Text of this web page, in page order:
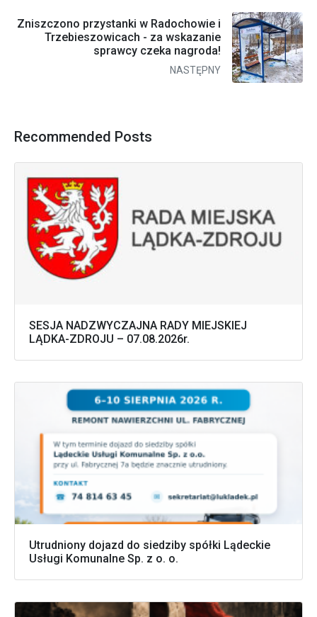
Zniszczono przystanki w Radochowie i
Trzebieszowicach - za wskazanie
sprawcy czeka nagroda!
NASTĘPNY
Recommended Posts
SESJA NADZWYCZAJNA RADY MIEJSKIEJ
LĄDKA-ZDROJU – 07.08.2026r.
Utrudniony dojazd do siedziby spółki Lądeckie
Usługi Komunalne Sp. z o. o.